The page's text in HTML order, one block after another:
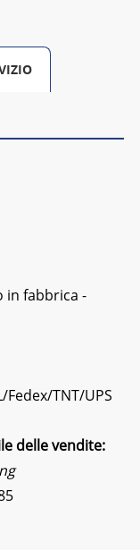
in fabbrica -
TNT/UPS
delle vendite: